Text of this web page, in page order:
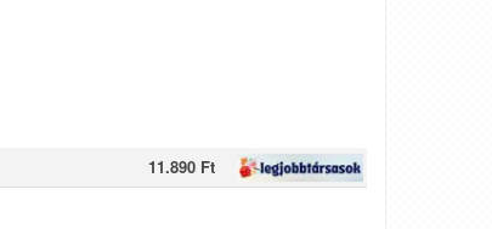
11.890 Ft